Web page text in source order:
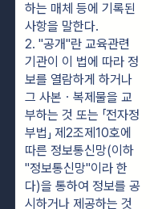
하는 매체 등에 기록된
사항을 말한다.
2. "공개"란 교육관련
기관이 이 법에 따라 정
보를 열람하게 하거나
그 사본ㆍ복제물을 교
부하는 것 또는 「전자정
부법」 제2조제10호에
따른 정보통신망(이하
"정보통신망"이라 한
다)을 통하여 정보를 공
시하거나 제공하는 것